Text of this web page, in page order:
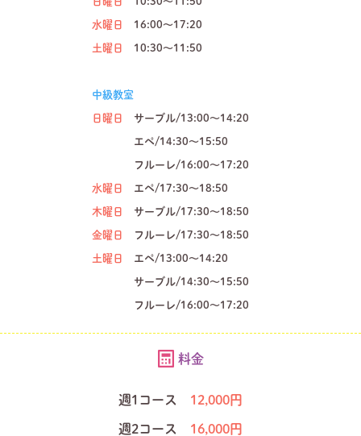
水曜日 16:00～17:20
土曜日 10:30～11:50
中級教室
日曜日 サーブル/13:00～14:20
エペ/14:30～15:50
フルーレ/16:00～17:20
水曜日 エペ/17:30～18:50
木曜日 サーブル/17:30～18:50
金曜日 フルーレ/17:30～18:50
土曜日 エペ/13:00～14:20
サーブル/14:30～15:50
フルーレ/16:00～17:20
料金
週1コース 12,000円
週2コース 16,000円